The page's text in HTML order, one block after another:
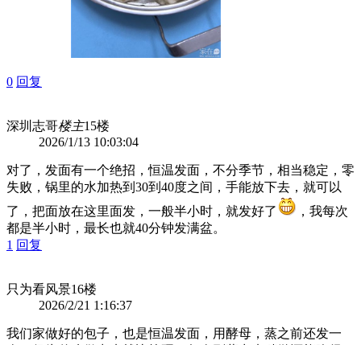
0 回复
深圳志哥楼主15楼
2026/1/13 10:03:04
对了，发面有一个绝招，恒温发面，不分季节，相当稳定，零
失败，锅里的水加热到30到40度之间，手能放下去，就可以
了，把面放在这里面发，一般半小时，就发好了
，我每次
都是半小时，最长也就40分钟发满盆。
1 回复
只为看风景16楼
2026/2/21 1:16:37
我们家做好的包子，也是恒温发面，用酵母，蒸之前还发一